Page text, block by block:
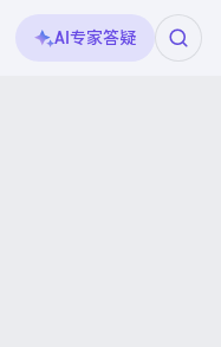
AI专家答疑